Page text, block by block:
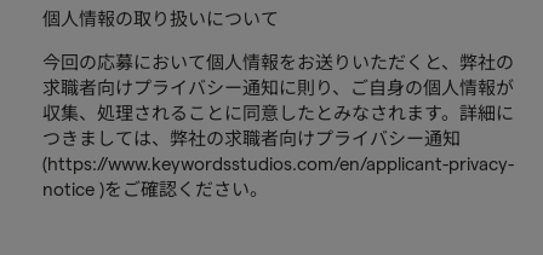
個人情報の取り扱いについて
今回の応募において個人情報をお送りいただくと、弊社の
求職者向けプライバシー通知に則り、ご自身の個人情報が
収集、処理されることに同意したとみなされます。詳細に
つきましては、弊社の求職者向けプライバシー通知
(https://www.keywordsstudios.com/en/applicant-privacy-
notice )をご確認ください。